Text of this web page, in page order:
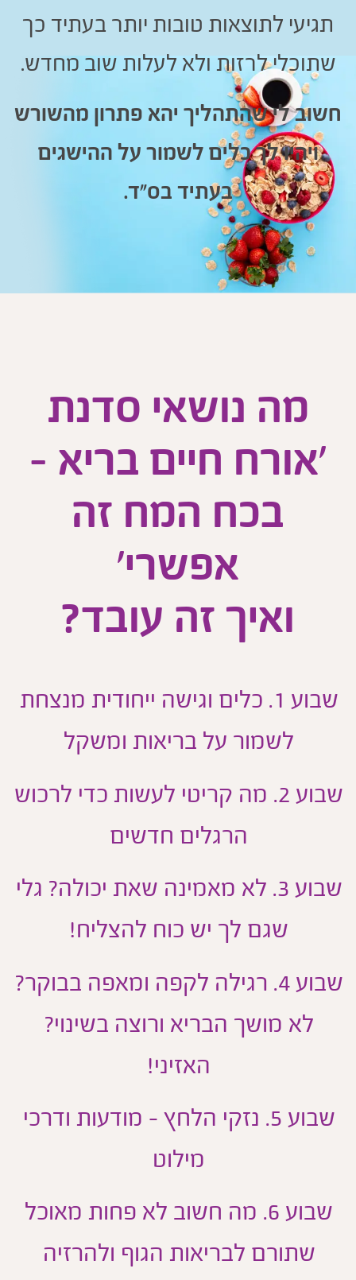
תגיעי לתוצאות טובות יותר בעתיד כך
שתוכלי לרזות ולא לעלות שוב מחדש.
חשוב לי שהתהליך יהא פתרון מהשורש
ויהיו לך כלים לשמור על ההישגים
בעתיד בס"ד.
מה נושאי סדנת
'אורח חיים בריא -
בכח המח זה
אפשרי'
ואיך זה עובד?
שבוע 1. כלים וגישה ייחודית מנצחת
לשמור על בריאות ומשקל
שבוע 2. מה קריטי לעשות כדי לרכוש
הרגלים חדשים
שבוע 3. לא מאמינה שאת יכולה? גלי
שגם לך יש כוח להצליח!
שבוע 4. רגילה לקפה ומאפה בבוקר?
לא מושך הבריא ורוצה בשינוי?
האזיני!
שבוע 5. נזקי הלחץ - מודעות ודרכי
מילוט
שבוע 6. מה חשוב לא פחות מאוכל
שתורם לבריאות הגוף ולהרזיה